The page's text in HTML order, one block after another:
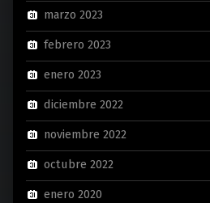
marzo 2023
febrero 2023
enero 2023
diciembre 2022
noviembre 2022
octubre 2022
enero 2020